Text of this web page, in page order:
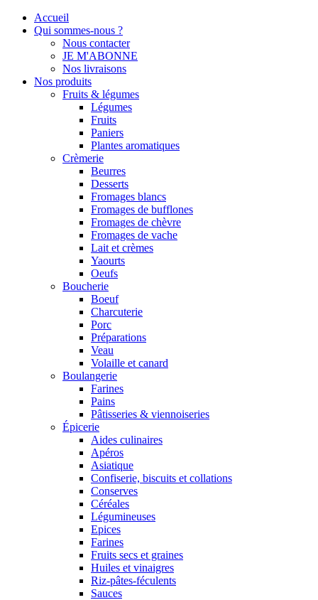
Accueil
Qui sommes-nous ?
Nous contacter
JE M'ABONNE
Nos livraisons
Nos produits
Fruits & légumes
Légumes
Fruits
Paniers
Plantes aromatiques
Crèmerie
Beurres
Desserts
Fromages blancs
Fromages de bufflones
Fromages de chèvre
Fromages de vache
Lait et crèmes
Yaourts
Oeufs
Boucherie
Boeuf
Charcuterie
Porc
Préparations
Veau
Volaille et canard
Boulangerie
Farines
Pains
Pâtisseries & viennoiseries
Épicerie
Aides culinaires
Apéros
Asiatique
Confiserie, biscuits et collations
Conserves
Céréales
Légumineuses
Epices
Farines
Fruits secs et graines
Huiles et vinaigres
Riz-pâtes-féculents
Sauces